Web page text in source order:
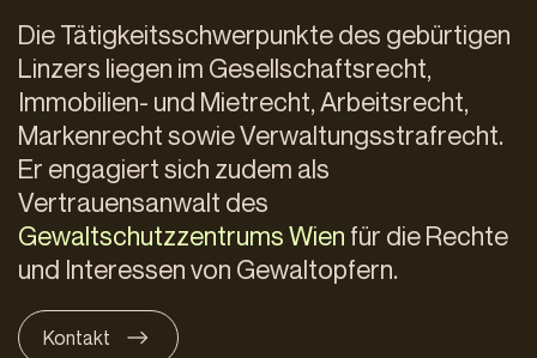
Die Tätigkeitsschwerpunkte des gebürtigen
Linzers liegen im Gesellschaftsrecht,
Immobilien- und Mietrecht, Arbeitsrecht,
Markenrecht sowie Verwaltungsstrafrecht.
Er engagiert sich zudem als
Vertrauensanwalt des
Gewaltschutzzentrums Wien für die Rechte
und Interessen von Gewaltopfern.
Kontakt